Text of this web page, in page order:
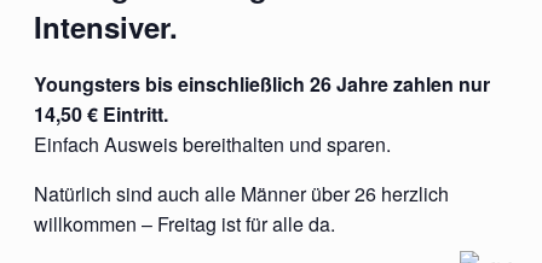
Intensiver.
Youngsters bis einschließlich 26 Jahre zahlen nur
14,50 € Eintritt.
Einfach Ausweis bereithalten und sparen.
Natürlich sind auch alle Männer über 26 herzlich
willkommen – Freitag ist für alle da.